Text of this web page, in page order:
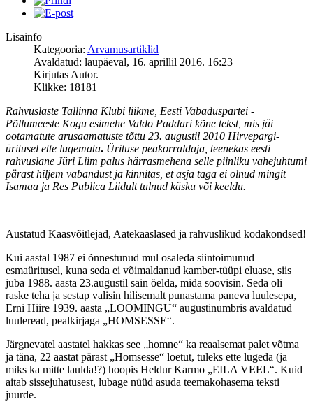
Lisainfo
Kategooria: Arvamusartiklid
Avaldatud: laupäeval, 16. aprillil 2016. 16:23
Kirjutas Autor.
Klikke: 18181
Rahvuslaste Tallinna Klubi liikme, Eesti Vabaduspartei -
Põllumeeste Kogu esimehe Valdo Paddari kõne tekst, mis jäi
ootamatute arusaamatuste tõttu 23. augustil 2010 Hirvepargi-
üritusel ette lugemata. Ürituse peakorraldaja, teenekas eesti
rahvuslane Jüri Liim palus härrasmehena selle piinliku vahejuhtumi
pärast hiljem vabandust ja kinnitas, et asja taga ei olnud mingit
Isamaa ja Res Publica Liidult tulnud käsku või keeldu.
Austatud Kaasvõitlejad, Aatekaaslased ja rahvuslikud kodakondsed!
Kui aastal 1987 ei õnnestunud mul osaleda siintoimunud
esmaüritusel, kuna seda ei võimaldanud kamber-tüüpi eluase, siis
juba 1988. aasta 23.augustil sain öelda, mida soovisin. Seda oli
raske teha ja sestap valisin hilisemalt punastama paneva luulesepa,
Erni Hiire 1939. aasta „LOOMINGU“ augustinumbris avaldatud
luuleread, pealkirjaga „HOMSESSE“.
Järgnevatel aastatel hakkas see „homne“ ka reaalsemat palet võtma
ja täna, 22 aastat pärast „Homsesse“ loetut, tuleks ette lugeda (ja
miks ka mitte laulda!?) hoopis Heldur Karmo „EILA VEEL“. Kuid
aitab sissejuhatusest, lubage nüüd asuda teemakohasema teksti
juurde.